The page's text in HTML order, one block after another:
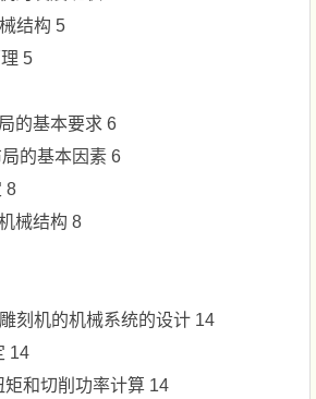
结构 5
5
的基本要求 6
的基本因素 6
8
械结构 8
刻机的机械系统的设计 14
14
和切削功率计算 14